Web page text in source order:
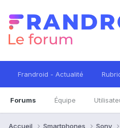
Frandroid - Actualité
Forums Équipe
Accueil Smartphones Sony